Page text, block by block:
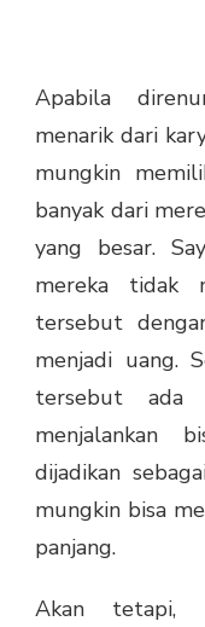
Apabila
menarik dari
mungkin
banyak dari
yang besar.
mereka tidak
tersebut
menjadi uang.
tersebut ada
menjalankan
dijadikan
mungkin bisa
panjang.
Akan tetapi,